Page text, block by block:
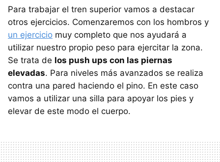
Para trabajar el tren superior vamos a destacar
otros ejercicios. Comenzaremos con los hombros y
un ejercicio muy completo que nos ayudará a
utilizar nuestro propio peso para ejercitar la zona.
Se trata de los push ups con las piernas
elevadas. Para niveles más avanzados se realiza
contra una pared haciendo el pino. En este caso
vamos a utilizar una silla para apoyar los pies y
elevar de este modo el cuerpo.